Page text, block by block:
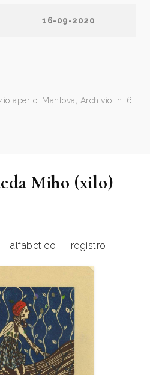
16-09-2020
aperto, Mantova, Archivio, n. 6
Miho (xilo)
- alfabetico - registro